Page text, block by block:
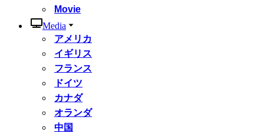
Movie
Media
アメリカ
イギリス
フランス
ドイツ
カナダ
オランダ
中国